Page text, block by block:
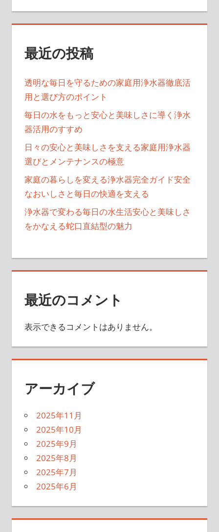
ョ
ン
最近の投稿
透明な毎日を守るための家庭用浄水器徹底活
用と選び方のポイント
毎日の水をもっと安心と美味しさに導く浄水
器活用のすすめ
日々の安心と美味しさを支える家庭用浄水器
選びとメンテナンスの極意
家庭の暮らしを変える浄水器完全ガイド安全
なおいしさと毎日の快適を支える
浄水器で変わる毎日の水生活安心と美味しさ
をかなえる蛇口直結型の魅力
最近のコメント
表示できるコメントはありません。
アーカイブ
2025年11月
2025年10月
2025年9月
2025年8月
2025年7月
2025年6月